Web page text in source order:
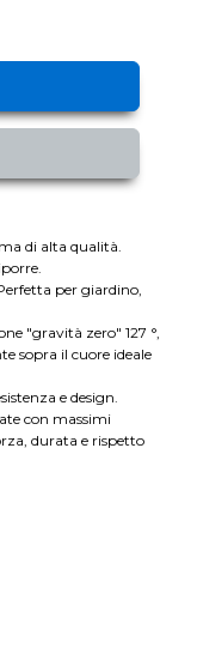
di alta qualità.
per giardino,
"gravità zero" 127 °,
sopra il cuore ideale
e design.
con massimi
durata e rispetto